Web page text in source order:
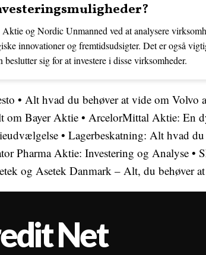
og Nordic Unmanned ved at analysere
innovationer og fremtidsudsigter. Det er også
sig for at investere i disse virksomheder.
• Alt hvad du behøver at vide om Volvo
om Bayer Aktie • ArcelorMittal Aktie: En
• Lagerbeskatning: Alt hvad
Pharma Aktie: Investering og Analyse •
og Asetek Danmark – Alt, du behøver
Net